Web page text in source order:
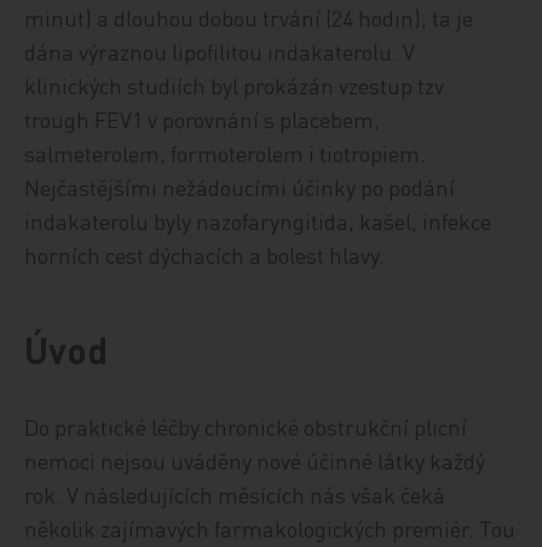
minut) a dlouhou dobou trvání (24 hodin); ta je
dána výraznou lipofilitou indakaterolu. V
klinických studiích byl prokázán vzestup tzv.
trough FEV1 v porovnání s placebem,
salmeterolem, formoterolem i tiotropiem.
Nejčastějšími nežádoucími účinky po podání
indakaterolu byly nazofaryngitida, kašel, infekce
horních cest dýchacích a bolest hlavy.
Úvod
Do praktické léčby chronické obstrukční plicní
nemoci nejsou uváděny nové účinné látky každý
rok. V následujících měsících nás však čeká
několik zajímavých farmakologických premiér. Tou